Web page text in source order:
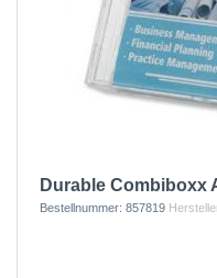
Durable Combiboxx
Bestellnummer: 857819